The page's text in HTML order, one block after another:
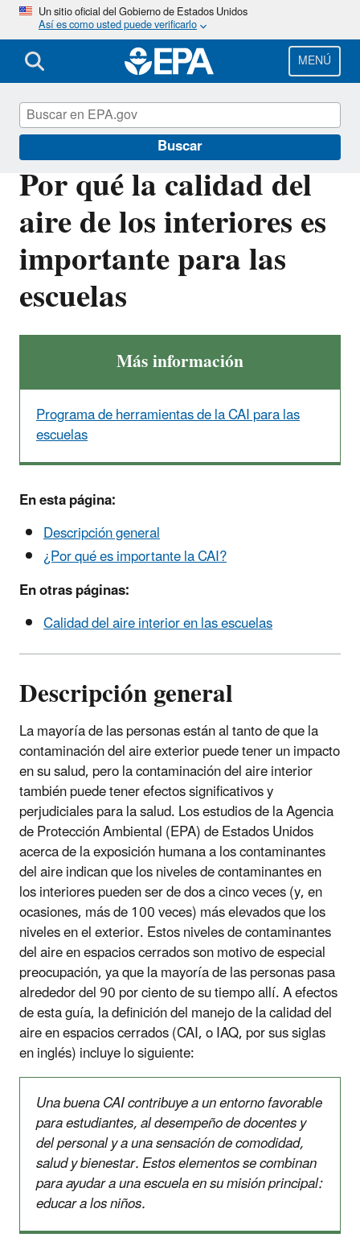
Pasar
al
contenido
principal
Un sitio oficial del Gobierno de Estados Unidos
Así es como usted puede verificarlo
MENÚ
Buscar
Por qué la calidad del
aire de los interiores es
importante para las
escuelas
Más información
Programa de herramientas de la CAI para las
escuelas
En esta página:
Descripción general
¿Por qué es importante la CAI?
En otras páginas:
Calidad del aire interior en las escuelas
Descripción general
La mayoría de las personas están al tanto de que la
contaminación del aire exterior puede tener un impacto
en su salud, pero la contaminación del aire interior
también puede tener efectos significativos y
perjudiciales para la salud. Los estudios de la Agencia
de Protección Ambiental (EPA) de Estados Unidos
acerca de la exposición humana a los contaminantes
del aire indican que los niveles de contaminantes en
los interiores pueden ser de dos a cinco veces (y, en
ocasiones, más de 100 veces) más elevados que los
niveles en el exterior. Estos niveles de contaminantes
del aire en espacios cerrados son motivo de especial
preocupación, ya que la mayoría de las personas pasa
alrededor del 90 por ciento de su tiempo allí. A efectos
de esta guía, la definición del manejo de la calidad del
aire en espacios cerrados (CAI, o IAQ, por sus siglas
en inglés) incluye lo siguiente:
Una buena CAI contribuye a un entorno favorable
para estudiantes, al desempeño de docentes y
del personal y a una sensación de comodidad,
salud y bienestar. Estos elementos se combinan
para ayudar a una escuela en su misión principal:
educar a los niños.
Calidad del aire interior